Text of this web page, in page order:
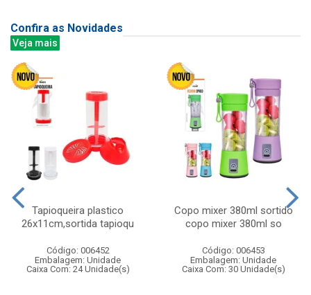
Confira as Novidades
Veja mais
Tapioqueira plastico
26x11cm,sortida tapioqu
Código: 006452
Embalagem: Unidade
Caixa Com: 24 Unidade(s)
Copo mixer 380ml sortido
copo mixer 380ml so
Código: 006453
Embalagem: Unidade
Caixa Com: 30 Unidade(s)